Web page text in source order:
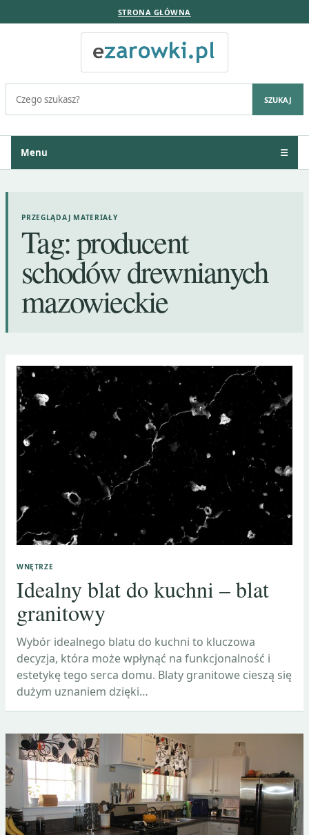
STRONA GŁÓWNA
SZUKAJ
Menu ☰
PRZEGLĄDAJ MATERIAŁY
Tag:producent
schodów drewnianych
mazowieckie
WNĘTRZE
Idealny blat do kuchni – blat
granitowy
Wybór idealnego blatu do kuchni to kluczowa
decyzja, która może wpłynąć na funkcjonalność i
estetykę tego serca domu. Blaty granitowe cieszą się
dużym uznaniem dzięki…